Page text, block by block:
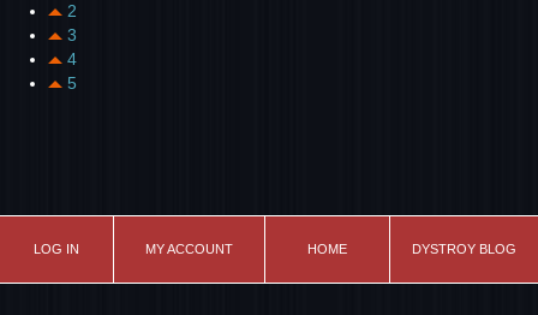
2
3
4
5
LOG IN MY ACCOUNT HOME DYSTROY BLOG